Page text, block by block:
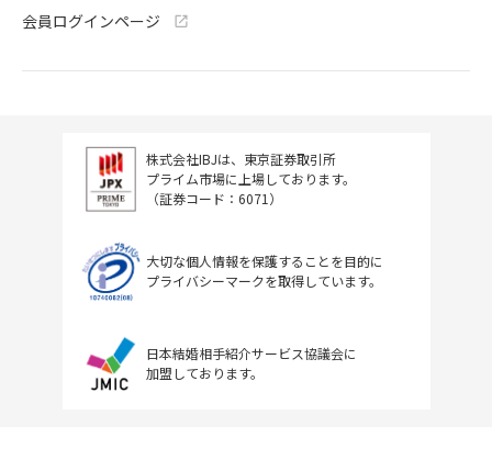
会員ログインページ
株式会社IBJは、東京証券取引所
プライム市場に上場しております。
（証券コード：6071）
大切な個人情報を保護することを目的に
プライバシーマークを取得しています。
日本結婚相手紹介サービス協議会に
加盟しております。